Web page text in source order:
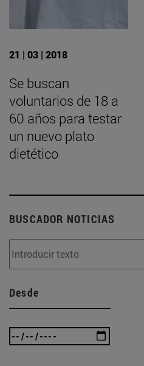
21 | 03 | 2018
Se buscan
voluntarios de 18 a
60 años para testar
un nuevo plato
dietético
BUSCADOR NOTICIAS
Desde